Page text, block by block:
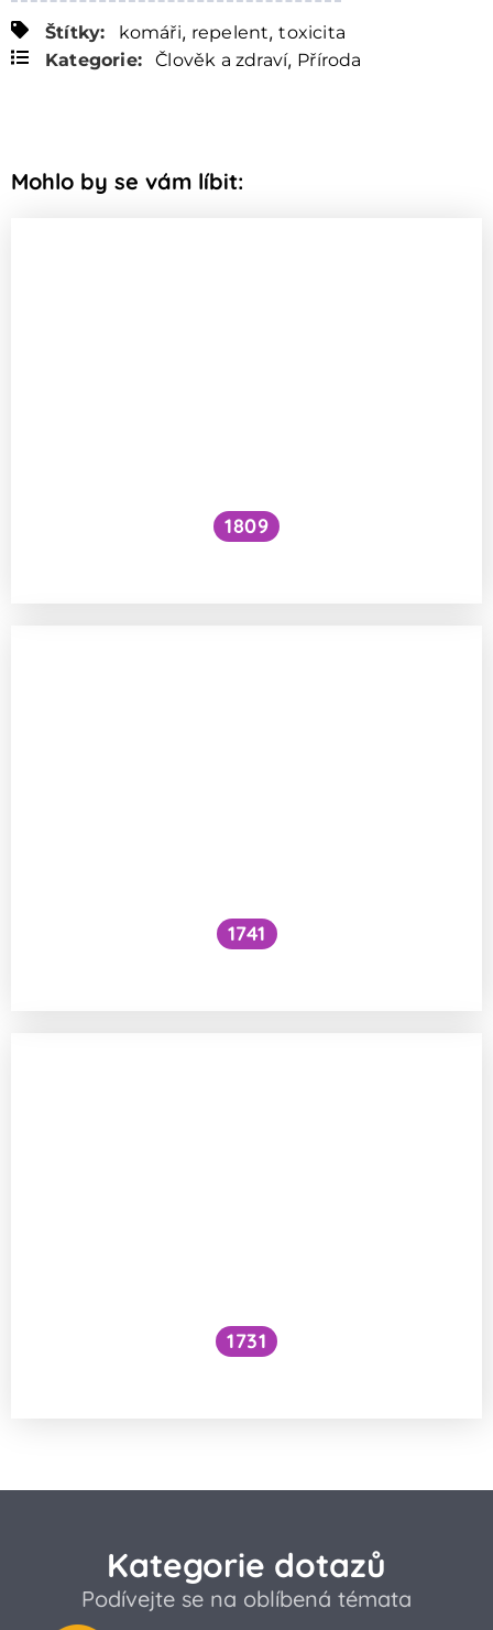
Štítky: komáři, repelent, toxicita
Kategorie:
Člověk a zdraví, Příroda
Mohlo by se vám líbit:
1809
1741
1731
Kategorie dotazů
Podívejte se na oblíbená témata